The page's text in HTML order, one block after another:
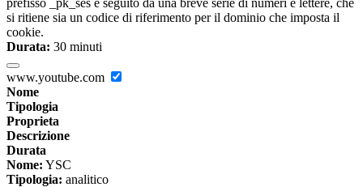
prefisso _pk_ses è seguito da una breve serie di numeri e lettere, che
si ritiene sia un codice di riferimento per il dominio che imposta il
cookie.
Durata: 30 minuti
www.youtube.com
Nome
Tipologia
Proprieta
Descrizione
Durata
Nome: YSC
Tipologia: analitico